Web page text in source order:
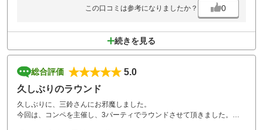
この口コミは参考になりましたか？ 0
続きを見る
総合評価
5.0
久しぶりのラウンド
久しぶりに、三鈴さんにお邪魔しました。
今回は、コンペを主催し、3パーティでラウンドさせて頂きました。